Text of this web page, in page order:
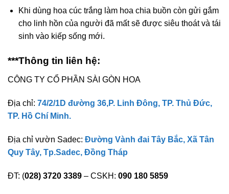
Khi dùng hoa cúc trắng làm hoa chia buồn còn gửi gắm
cho linh hồn của người đã mất sẽ được siêu thoát và tái
sinh vào kiếp sống mới.
***Thông tin liên hệ:
CÔNG TY CỔ PHẦN SÀI GÒN HOA
Địa chỉ: 74/2/1D đường 36,P. Linh Đông, TP. Thủ Đức,
TP. Hồ Chí Minh.
Địa chỉ vườn Sadec: Đường Vành đai Tây Bắc, Xã Tân
Quy Tây, Tp.Sadec, Đồng Tháp
ĐT: (028) 3720 3389 – CSKH: 090 180 5859